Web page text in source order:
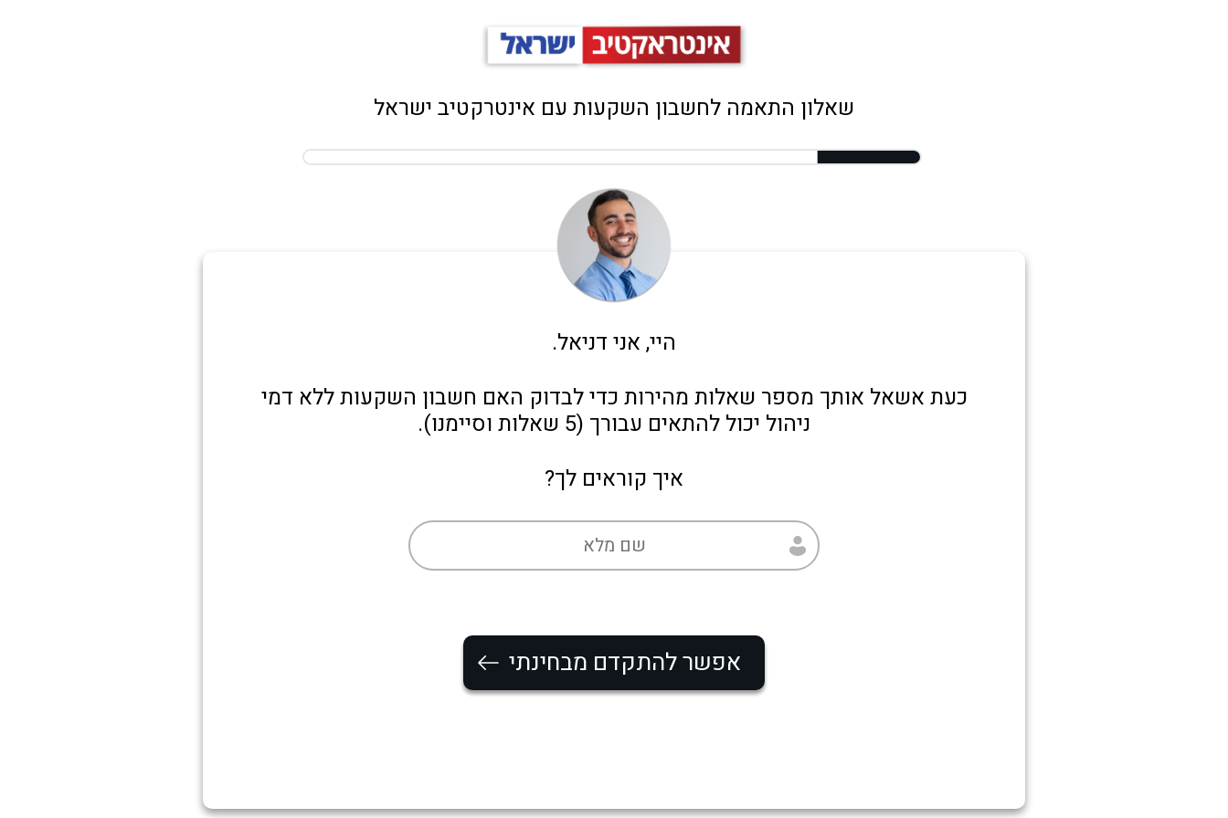
שאלון התאמה לחשבון השקעות עם אינטרקטיב ישראל
היי, אני דניאל.
כעת אשאל אותך מספר שאלות מהירות כדי לבדוק האם חשבון השקעות ללא דמי
ניהול יכול להתאים עבורך (5 שאלות וסיימנו).
איך קוראים לך?
אפשר להתקדם מבחינתי